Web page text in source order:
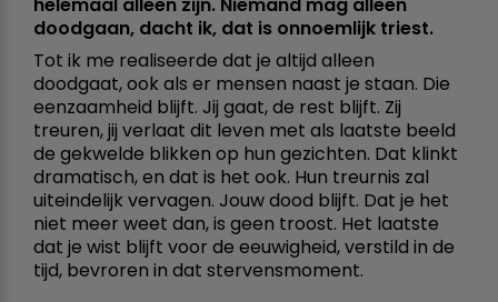
doodgaan, dacht ik, dat is onnoemlijk triest.
Tot ik me realiseerde dat je altijd alleen
doodgaat, ook als er mensen naast je staan. Die
eenzaamheid blijft. Jij gaat, de rest blijft. Zij
treuren, jij verlaat dit leven met als laatste beeld
de gekwelde blikken op hun gezichten. Dat klinkt
dramatisch, en dat is het ook. Hun treurnis zal
uiteindelijk vervagen. Jouw dood blijft. Dat je het
niet meer weet dan, is geen troost. Het laatste
dat je wist blijft voor de eeuwigheid, verstild in de
tijd, bevroren in dat stervensmoment.